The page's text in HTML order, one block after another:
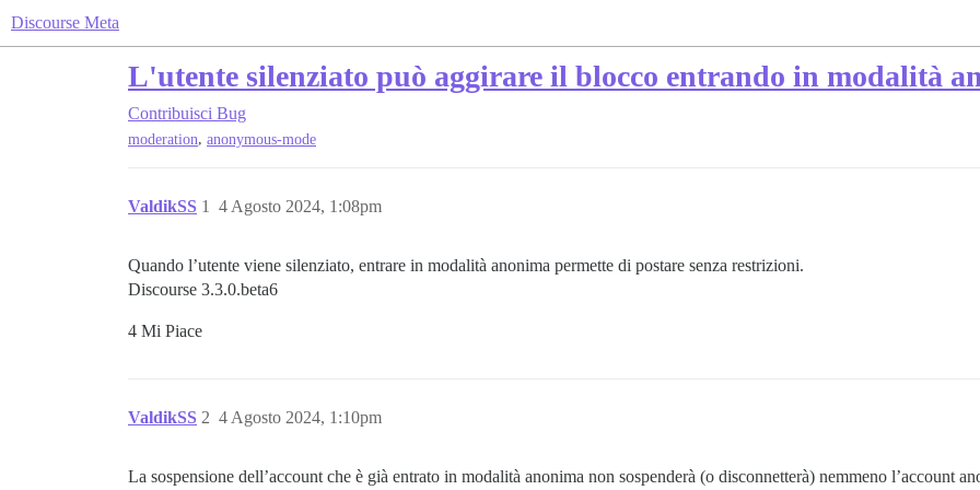
Discourse Meta
L'utente silenziato può aggirare il blocco entrando in modalità
Contribuisci Bug
moderation, anonymous-mode
ValdikSS 4 Agosto 2024, 1:08pm
1
Quando l’utente viene silenziato, entrare in modalità anonima permette di postare senza restrizioni.
Discourse 3.3.0.beta6
4 Mi Piace
ValdikSS 4 Agosto 2024, 1:10pm
2
La sospensione dell’account che è già entrato in modalità anonima non sospenderà (o disconnetterà) nemmeno l’account